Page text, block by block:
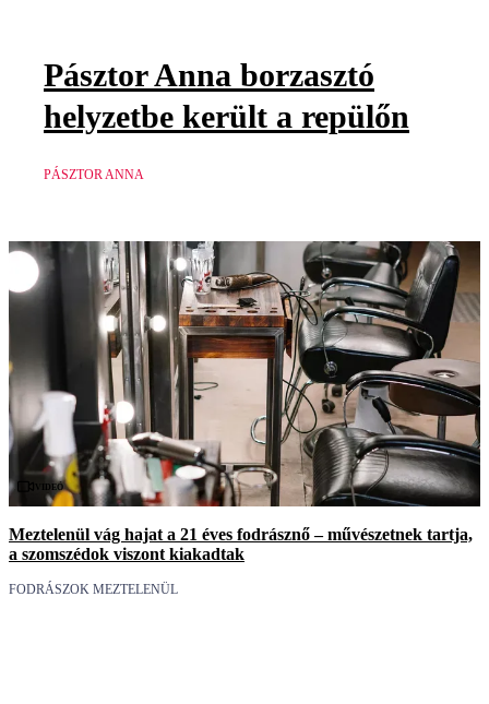
Pásztor Anna borzasztó
helyzetbe került a repülőn
PÁSZTOR ANNA
Videó
Meztelenül vág hajat a 21 éves fodrásznő – művészetnek tartja,
a szomszédok viszont kiakadtak
FODRÁSZOK MEZTELENÜL